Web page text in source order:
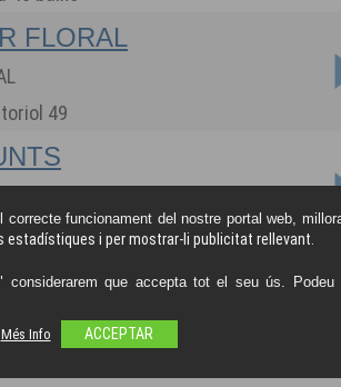
FLORAL
49
31
correcte funcionament del nostre portal web,
i per mostrar-li publicitat rellevant.
considerarem que accepta tot el seu ús.
Més Info
ACCEPTAR